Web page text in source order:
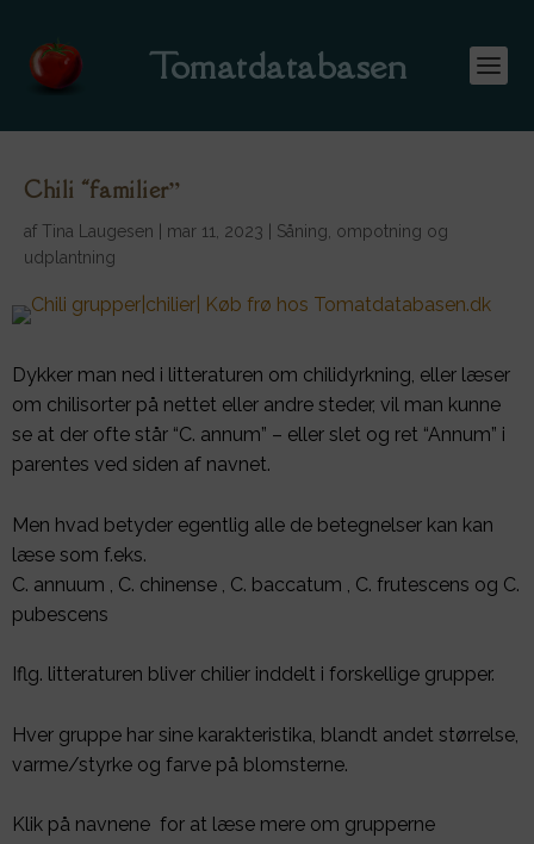
Tomatdatabasen
Chili “familier”
af Tina Laugesen mar 11, 2023
Såning, ompotning og
udplantning
Dykker man ned i litteraturen om chilidyrkning, eller læser
om chilisorter på nettet eller andre steder, vil man kunne
se at der ofte står “C. annum” – eller slet og ret “Annum” i
parentes ved siden af navnet.
Men hvad betyder egentlig alle de betegnelser kan kan
læse som f.eks.
C. annuum , C. chinense , C. baccatum , C. frutescens og C.
pubescens
Iflg. litteraturen bliver chilier inddelt i forskellige grupper.
Hver gruppe har sine karakteristika, blandt andet størrelse,
varme/styrke og farve på blomsterne.
Klik på navnene for at læse mere om grupperne